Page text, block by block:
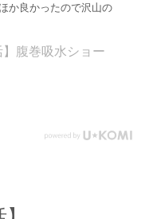
か良かったので沢山の
腹巻吸水ショー